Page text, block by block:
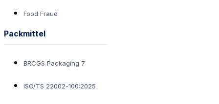
Food Fraud
Packmittel
BRCGS Packaging 7
ISO/TS 22002-100:2025